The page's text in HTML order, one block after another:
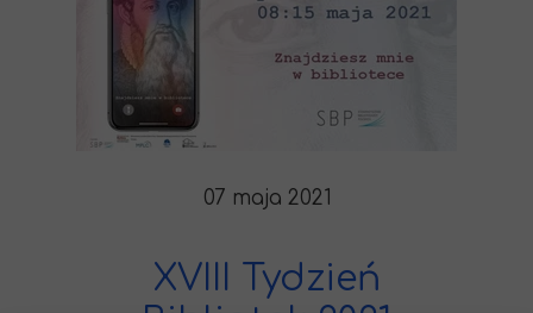
07 maja 2021
XVIII Tydzień